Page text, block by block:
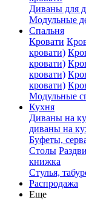
Диваны для
Модульные
Спальня
Кровати
кровати)
кровати)
кровати)
кровати)
Модульные
Кухня
Диваны на
диваны на
Буфеты,
Столы
книжка
Стулья,
Распродажа
Еще